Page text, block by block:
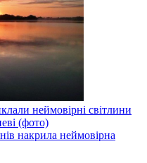
неймовірні світлини
(фото)
накрила неймовірна